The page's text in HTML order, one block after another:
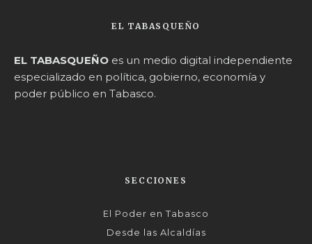
EL TABASQUEÑO
EL TABASQUEÑO es un medio digital independiente
especializado en política, gobierno, economía y
poder público en Tabasco.
SECCIONES
El Poder en Tabasco
Desde las Alcaldías